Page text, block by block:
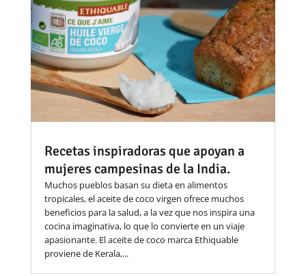
Recetas inspiradoras que apoyan a
mujeres campesinas de la India.
Muchos pueblos basan su dieta en alimentos
tropicales, el aceite de coco virgen ofrece muchos
beneficios para la salud, a la vez que nos inspira una
cocina imaginativa, lo que lo convierte en un viaje
apasionante. El aceite de coco marca Ethiquable
proviene de Kerala,...